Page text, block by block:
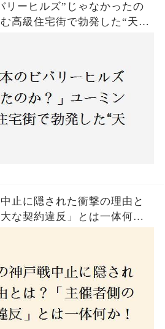
リーヒルズ”じゃなかったの
高級住宅街で勃発した“天井
止に隠された衝撃の理由と
な契約違反」とは一体何